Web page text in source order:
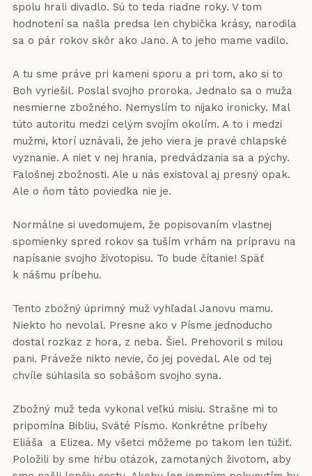
spolu hrali divadlo. Sú to teda riadne roky. V tom
hodnotení sa našla predsa len chybička krásy, narodila
sa o pár rokov skôr ako Jano. A to jeho mame vadilo.
A tu sme práve pri kameni sporu a pri tom, ako si to
Boh vyriešil. Poslal svojho proroka. Jednalo sa o muža
nesmierne zbožného. Nemyslím to nijako ironicky. Mal
túto autoritu medzi celým svojím okolím. A to i medzi
mužmi, ktorí uznávali, že jeho viera je pravé chlapské
vyznanie. A niet v nej hrania, predvádzania sa a pýchy.
Falošnej zbožnosti. Ale u nás existoval aj presný opak.
Ale o ňom táto poviedka nie je.
Normálne si uvedomujem, že popisovaním vlastnej
spomienky spred rokov sa tuším vrhám na prípravu na
napísanie svojho životopisu. To bude čítanie! Späť
k nášmu príbehu.
Tento zbožný úprimný muž vyhľadal Janovu mamu.
Niekto ho nevolal. Presne ako v Písme jednoducho
dostal rozkaz z hora, z neba. Šiel. Prehovoril s milou
pani. Práveže nikto nevie, čo jej povedal. Ale od tej
chvíle súhlasila so sobášom svojho syna.
Zbožný muž teda vykonal veľkú misiu. Strašne mi to
pripomína Bibliu, Sväté Písmo. Konkrétne príbehy
Eliáša a Elizea. My všetci môžeme po takom len túžiť.
Položili by sme hŕbu otázok, zamotaných životom, aby